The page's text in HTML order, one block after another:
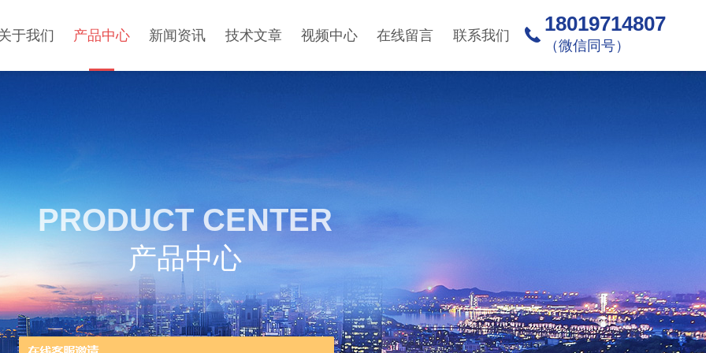
于我们 产品中心 新闻资讯 技术文章 视频中心 在线留言 联系我们 18019714807
（微信同号）
PRODUCT CENTER
产品中心